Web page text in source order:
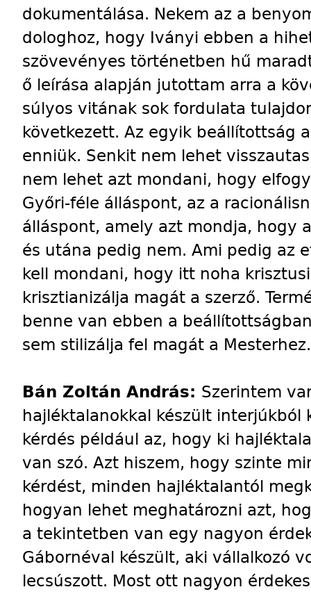
dokumentálása. Nekem az a
dologhoz, hogy Iványi ebben a
szövevényes történetben hű
ő leírása alapján jutottam arra a
súlyos vitának sok fordulata
következett. Az egyik beállítottság
enniük. Senkit nem lehet
nem lehet azt mondani, hogy
Győri-féle álláspont, az a
álláspont, amely azt mondja, hogy
és utána pedig nem. Ami pedig az
kell mondani, hogy itt noha
krisztianizálja magát a szerző.
benne van ebben a
sem stilizálja fel magát a Mesterhez.
Bán Zoltán András: Szerintem
hajléktalanokkal készült interjúkból
kérdés például az, hogy ki
van szó. Azt hiszem, hogy szinte
kérdést, minden hajléktalantól
hogyan lehet meghatározni azt,
a tekintetben van egy nagyon
Gábornéval készült, aki vállalkozó
lecsúszott. Most ott nagyon